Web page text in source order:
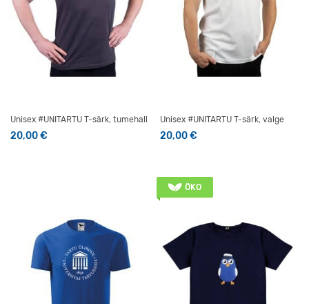
Unisex #UNITARTU T-särk, tumehall
20,00€
Unisex #UNITARTU T-särk, valge
20,00€
ÖKO